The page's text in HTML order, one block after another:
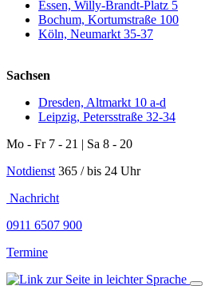
Essen, Willy-Brandt-Platz 5
Bochum, Kortumstraße 100
Köln, Neumarkt 35-37
Sachsen
Dresden, Altmarkt 10 a-d
Leipzig, Petersstraße 32-34
Mo - Fr 7 - 21 | Sa 8 - 20
Notdienst 365 / bis 24 Uhr
​​​ Nachricht
0911 6507 900
Termine